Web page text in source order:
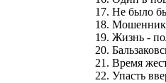
Не было
Жизнь -
Время
Упасть